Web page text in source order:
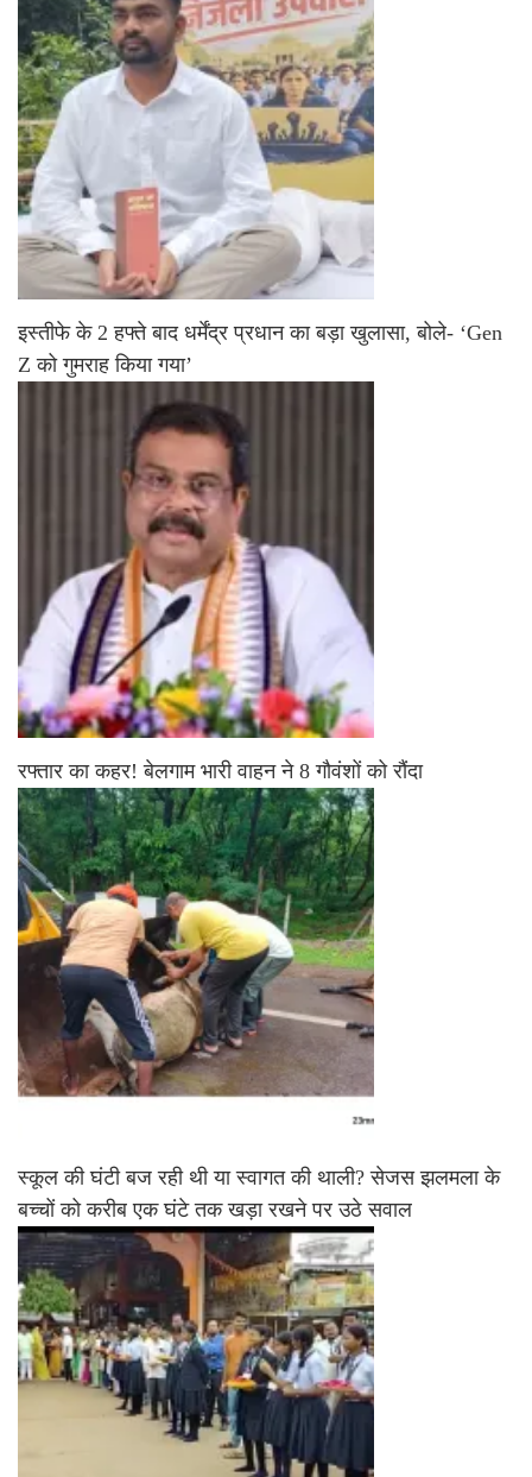
इस्तीफे के 2 हफ्ते बाद धर्मेंद्र प्रधान का बड़ा खुलासा, बोले- ‘Gen
Z को गुमराह किया गया’
रफ्तार का कहर! बेलगाम भारी वाहन ने 8 गौवंशों को रौंदा
स्कूल की घंटी बज रही थी या स्वागत की थाली? सेजस झलमला के
बच्चों को करीब एक घंटे तक खड़ा रखने पर उठे सवाल